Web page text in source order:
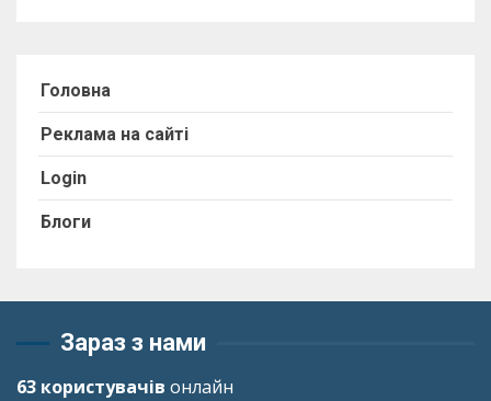
Головна
Реклама на сайті
Login
Блоги
Зараз з нами
63 користувачів онлайн